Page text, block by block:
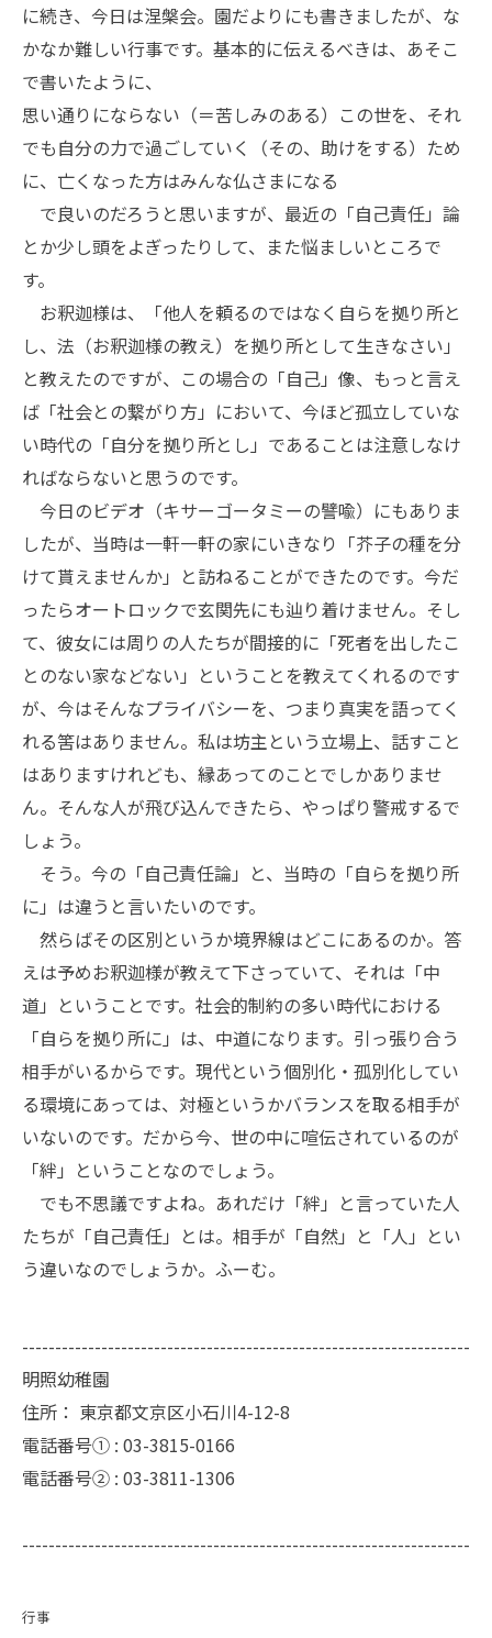
に続き、今日は涅槃会。園だよりにも書きましたが、な
かなか難しい行事です。基本的に伝えるべきは、あそこ
で書いたように、
思い通りにならない（＝苦しみのある）この世を、それ
でも自分の力で過ごしていく（その、助けをする）ため
に、亡くなった方はみんな仏さまになる
で良いのだろうと思いますが、最近の「自己責任」論
とか少し頭をよぎったりして、また悩ましいところで
す。
お釈迦様は、「他人を頼るのではなく自らを拠り所と
し、法（お釈迦様の教え）を拠り所として生きなさい」
と教えたのですが、この場合の「自己」像、もっと言え
ば「社会との繋がり方」において、今ほど孤立していな
い時代の「自分を拠り所とし」であることは注意しなけ
ればならないと思うのです。
今日のビデオ（キサーゴータミーの譬喩）にもありま
したが、当時は一軒一軒の家にいきなり「芥子の種を分
けて貰えませんか」と訪ねることができたのです。今だ
ったらオートロックで玄関先にも辿り着けません。そし
て、彼女には周りの人たちが間接的に「死者を出したこ
とのない家などない」ということを教えてくれるのです
が、今はそんなプライバシーを、つまり真実を語ってく
れる筈はありません。私は坊主という立場上、話すこと
はありますけれども、縁あってのことでしかありませ
ん。そんな人が飛び込んできたら、やっぱり警戒するで
しょう。
そう。今の「自己責任論」と、当時の「自らを拠り所
に」は違うと言いたいのです。
然らばその区別というか境界線はどこにあるのか。答
えは予めお釈迦様が教えて下さっていて、それは「中
道」ということです。社会的制約の多い時代における
「自らを拠り所に」は、中道になります。引っ張り合う
相手がいるからです。現代という個別化・孤別化してい
る環境にあっては、対極というかバランスを取る相手が
いないのです。だから今、世の中に喧伝されているのが
「絆」ということなのでしょう。
でも不思議ですよね。あれだけ「絆」と言っていた人
たちが「自己責任」とは。相手が「自然」と「人」とい
う違いなのでしょうか。ふーむ。
--------------------------------------------------------------------
明照幼稚園
住所： 東京都文京区小石川4-12-8
電話番号① : 03-3815-0166
電話番号② : 03-3811-1306
--------------------------------------------------------------------
行事